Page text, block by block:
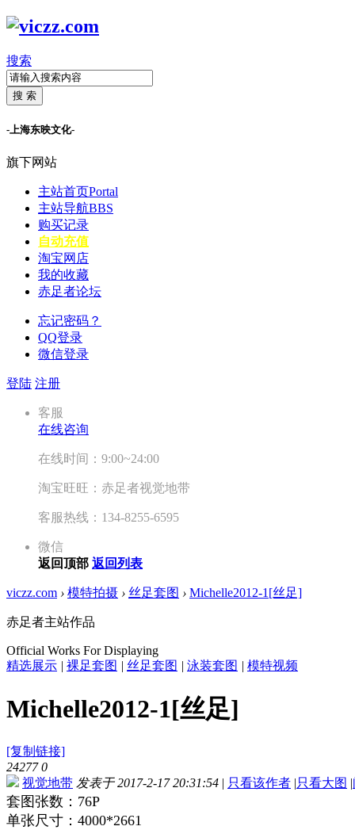
搜索
搜 索
-上海东映文化-
旗下网站
主站首页Portal
主站导航BBS
购买记录
自动充值
淘宝网店
我的收藏
赤足者论坛
忘记密码？
QQ登录
微信登录
登陆 注册
客服
在线咨询
在线时间：9:00~24:00
淘宝旺旺：赤足者视觉地带
客服热线：134-8255-6595
微信
返回顶部 返回列表
viczz.com › 模特拍摄 › 丝足套图 › Michelle2012-1[丝足]
赤足者主站作品
Official Works For Displaying
精选展示 | 裸足套图 | 丝足套图 | 泳装套图 | 模特视频
Michelle2012-1[丝足]
[复制链接]
24277 0
视觉地带 发表于 2017-2-17 20:31:54 | 只看该作者 |只看大图 |
套图张数：76P
单张尺寸：4000*2661